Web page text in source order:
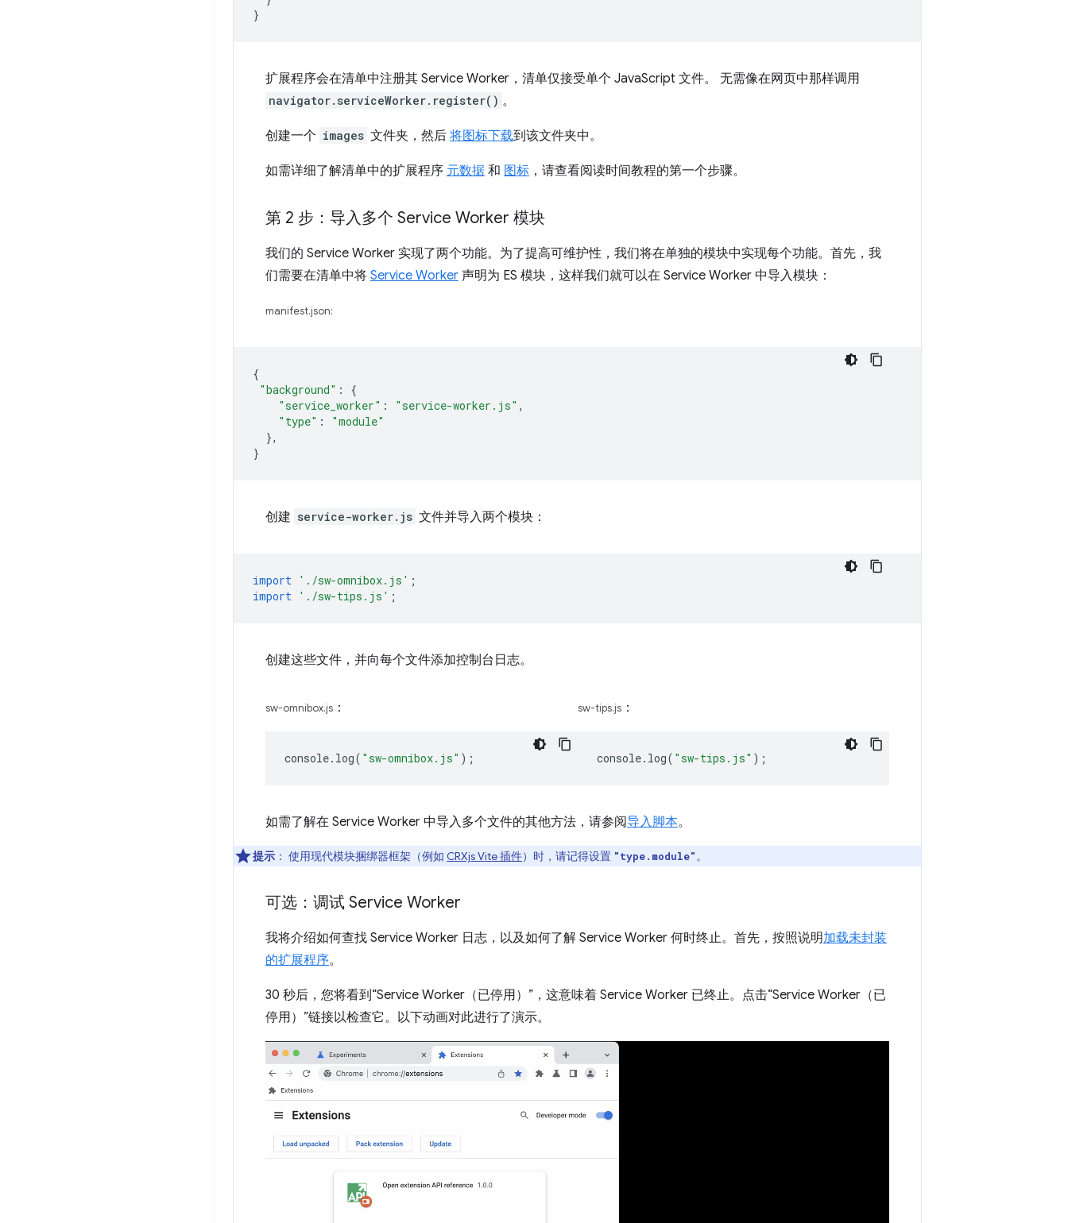
扩展程序会在清单中注册其 Service Worker，清单仅接受单个 JavaScript 文件。 无需像在网页中那样调用
navigator.serviceWorker.register() 。
创建一个 images 文件夹，然后 将图标下载到该文件夹中。
如需详细了解清单中的扩展程序 元数据 和 图标 ，请查看阅读时间教程的第一个步骤。
第 2 步：导入多个 Service Worker 模块
我们的 Service Worker 实现了两个功能。为了提高可维护性，我们将在单独的模块中实现每个功能。首先，我
们需要在清单中将 Service Worker 声明为 ES 模块，这样我们就可以在 Service Worker 中导入模块：
manifest.json:
{
"background" :
{
"service_worker" : "service-worker.js" ,
"type" :
"module"
},
}
创建 service-worker.js 文件并导入两个模块：
import './sw-omnibox.js' ;
import './sw-tips.js' ;
创建这些文件，并向每个文件添加控制台日志。
sw-omnibox.js ：
console. log( "sw-omnibox.js" );
sw-tips.js：
console. log( "sw-tips.js" );
如需了解在 Service Worker 中导入多个文件的其他方法，请参阅导入脚本。
提示 ： 使用现代模块捆绑器框架（例如 CRXjs Vite 插件）时，请记得设置 "type.module"。
可选：调试 Service Worker
我将介绍如何查找 Service Worker 日志，以及如何了解 Service Worker 何时终止。首先，按照说明加载未封装
的扩展程序。
30 秒后，您将看到“Service Worker（已停用）”，这意味着 Service Worker 已终止。点击“Service Worker（已
停用）”链接以检查它。以下动画对此进行了演示。